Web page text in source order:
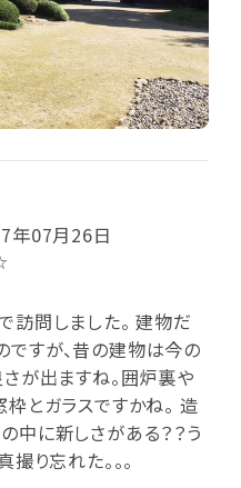
年07月26日
訪問しました。 建物だ
すが、昔の建物は今の
が出ますね。囲炉裏や
枠とガラスですかね。 造
中に新しさがある？？う
り忘れた。。。